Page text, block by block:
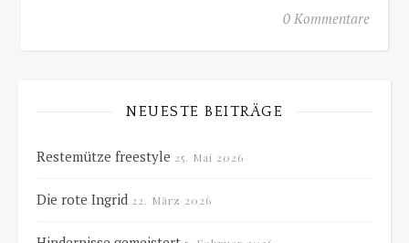
0 Kommentare
NEUESTE BEITRÄGE
Restemütze freestyle 25. Mai 2026
Die rote Ingrid 22. März 2026